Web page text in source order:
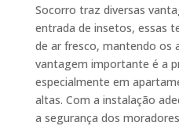
Socorro traz diversas
entrada de insetos, essas
de ar fresco, mantendo os
vantagem importante é a
especialmente em
altas. Com a instalação
a segurança dos